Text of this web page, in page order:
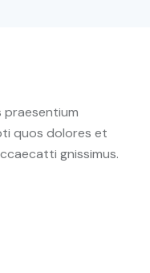
praesentium
quos dolores et
gnissimus.